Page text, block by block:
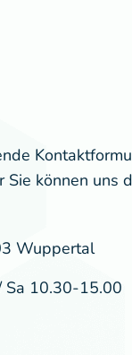
Sie können uns
Wuppertal
Sa 10.30-15.00